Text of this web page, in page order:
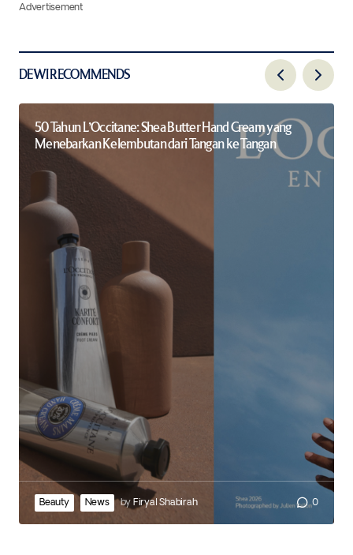
Advertisement
DEWI RECOMMENDS
50 Tahun L’Occitane: Shea Butter Hand Cream yang
Menebarkan Kelembutan dari Tangan ke Tangan
Beauty News by Firyal Shabirah 0